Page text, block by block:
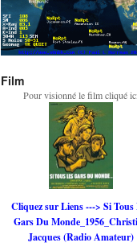
Film
Pour visionné le film cliqué ici
Cliquez sur Liens ---> Si Tous
Gars Du
Jacques (Radio Amateur)